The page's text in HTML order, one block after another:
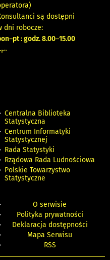
są dostępni
dni robocze:
–pt : godz. 8.00–15.00
Centralna Biblioteka
Statystyczna
Centrum Informatyki
Statystycznej
Rada Statystyki
Rządowa Rada Ludnościowa
Polskie Towarzystwo
Statystyczne
O serwisie
Polityka prywatności
Deklaracja dostępności
Mapa Serwisu
RSS